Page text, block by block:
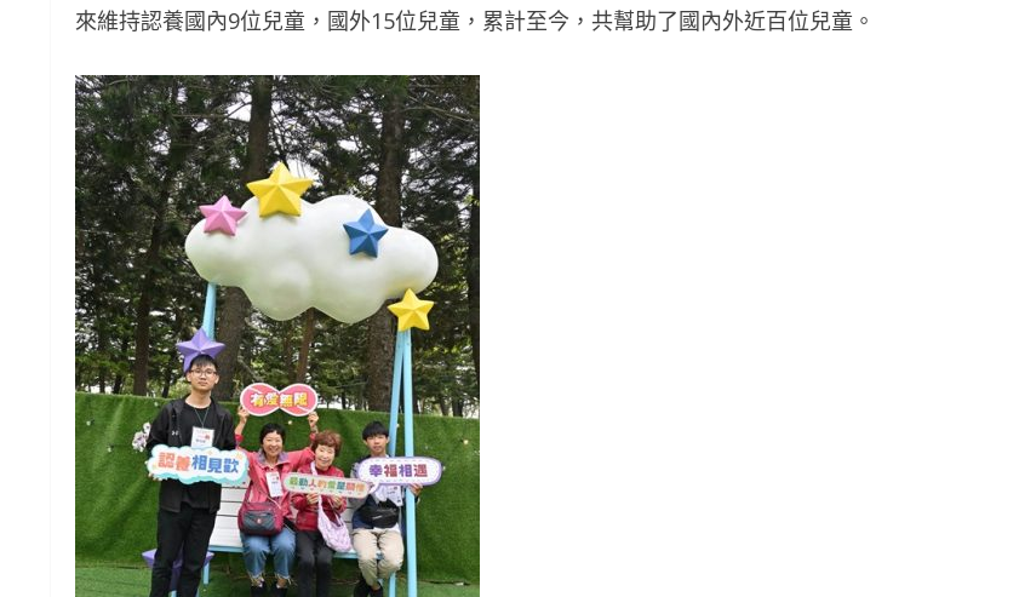
來維持認養國內9位兒童，國外15位兒童，累計至今，共幫助了國內外近百位兒童。